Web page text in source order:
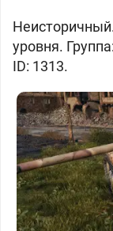
уровня.
ID: 1313.